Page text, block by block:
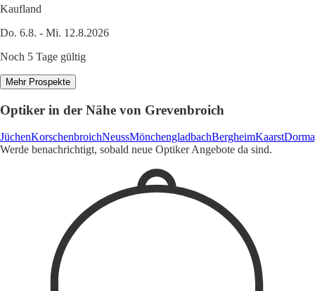
Kaufland
Do. 6.8. - Mi. 12.8.2026
Noch 5 Tage gültig
Mehr Prospekte
Optiker in der Nähe von Grevenbroich
JüchenKorschenbroichNeussMönchengladbachBergheimKaarst
Werde benachrichtigt, sobald neue Optiker Angebote da sind.